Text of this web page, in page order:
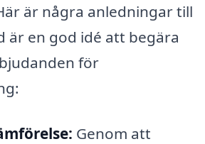
är några anledningar till
är en god idé att begära
för
Genom att